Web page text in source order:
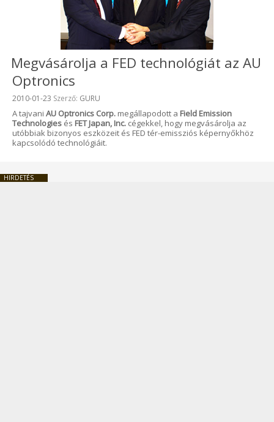
Megvásárolja a FED technológiát az AU
Optronics
Beküldve:
2010-01-23 Szerző: GURU
A tajvani AU Optronics Corp. megállapodott a Field Emission
Technologies és FET Japan, Inc. cégekkel, hogy megvásárolja az
utóbbiak bizonyos eszközeit és FED tér-emissziós képernyőkhöz
kapcsolódó technológiáit.
HIRDETÉS